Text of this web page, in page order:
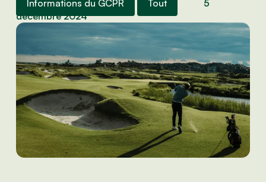
Informations du GCPR Tout
5
décembre 2024